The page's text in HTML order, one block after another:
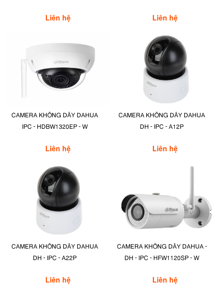
Liên hệ Liên hệ
CAMERA KHÔNG DÂY DAHUA
IPC - HDBW1320EP - W
Liên hệ
CAMERA KHÔNG DÂY DAHUA
DH - IPC - A12P
Liên hệ
CAMERA KHÔNG DÂY DAHUA
DH - IPC - A22P
Liên hệ
CAMERA KHÔNG DÂY DAHUA -
DH - IPC - HFW1120SP - W
Liên hệ